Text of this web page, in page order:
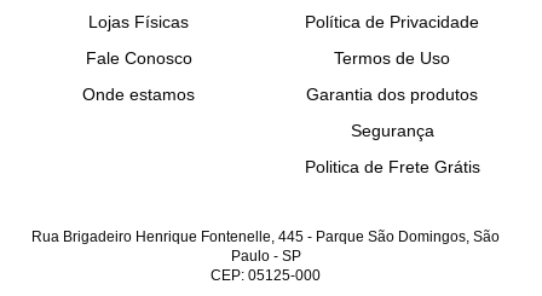
Lojas Físicas
Fale Conosco
Onde estamos
Política de Privacidade
Termos de Uso
Garantia dos produtos
Segurança
Politica de Frete Grátis
Rua Brigadeiro Henrique Fontenelle, 445 - Parque São Domingos, São
Paulo- SP
CEP: 05125-000